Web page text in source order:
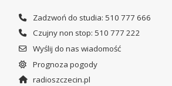
Zadzwoń do studia: 510 777 666
Czujny non stop: 510 777 222
Wyślij do nas wiadomość
Prognoza pogody
radioszczecin.pl